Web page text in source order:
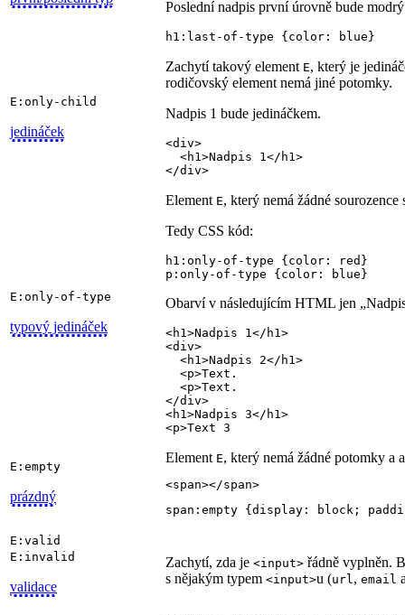
Poslední nadpis první úrovně bude
h1:last-of-type {color: blue}
E:only-child
jedináček
Zachytí takový element E, který je
rodičovský element nemá jiné potomky.
Nadpis 1 bude jedináčkem.
<div>
  <h1>Nadpis 1</h1>
</div>
E:only-of-type
typový jedináček
Element E, který nemá žádné sourozence
Tedy CSS kód:
h1:only-of-type {color: red}
p:only-of-type {color: blue}
Obarví v následujícím HTML jen
<h1>Nadpis 1</h1>
<div>
  <h1>Nadpis 2</h1>
  <p>Text.
  <p>Text.
</div>
<h1>Nadpis 3</h1>
<p>Text 3
E:empty
prázdný
Element E, který nemá žádné potomky a
<span></span>
span:empty {display: block;
E:valid
E:invalid
validace
Zachytí, zda je <input> řádně vyplněn.
s nějakým typem <input>u (url , email